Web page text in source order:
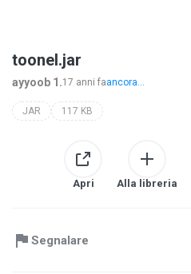
toonel.jar
ayyoob 1.17 anni faancora...
JAR 117 KB
Apri Alla libreria
Segnalare